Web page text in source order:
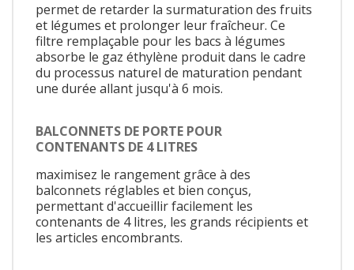
permet de retarder la surmaturation des fruits
et légumes et prolonger leur fraîcheur. Ce
filtre remplaçable pour les bacs à légumes
absorbe le gaz éthylène produit dans le cadre
du processus naturel de maturation pendant
une durée allant jusqu'à 6 mois.
BALCONNETS DE PORTE POUR
CONTENANTS DE 4 LITRES
maximisez le rangement grâce à des
balconnets réglables et bien conçus,
permettant d'accueillir facilement les
contenants de 4 litres, les grands récipients et
les articles encombrants.